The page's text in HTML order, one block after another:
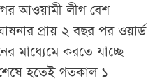
আওয়ামী লীগ বেশ
প্রায় ২ বছর পর ওয়ার্ড
মাধ্যেমে করতে যাচ্ছে
হতেই গতকাল ১